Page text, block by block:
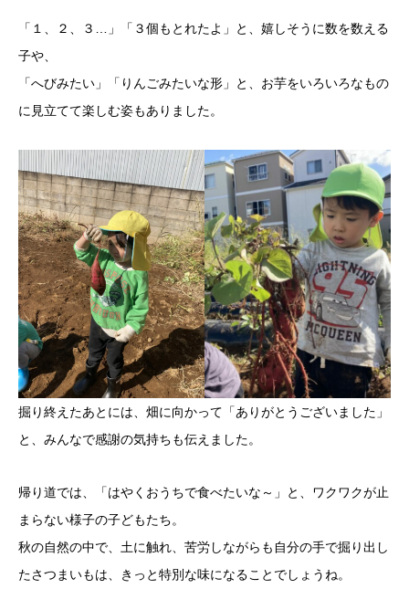
「１、２、３…」「３個もとれたよ」と、嬉しそうに数を数える
子や、
「へびみたい」「りんごみたいな形」と、お芋をいろいろなもの
に見立てて楽しむ姿もありました。
掘り終えたあとには、畑に向かって「ありがとうございました」
と、みんなで感謝の気持ちも伝えました。
帰り道では、「はやくおうちで食べたいな～」と、ワクワクが止
まらない様子の子どもたち。
秋の自然の中で、土に触れ、苦労しながらも自分の手で掘り出し
たさつまいもは、きっと特別な味になることでしょうね。